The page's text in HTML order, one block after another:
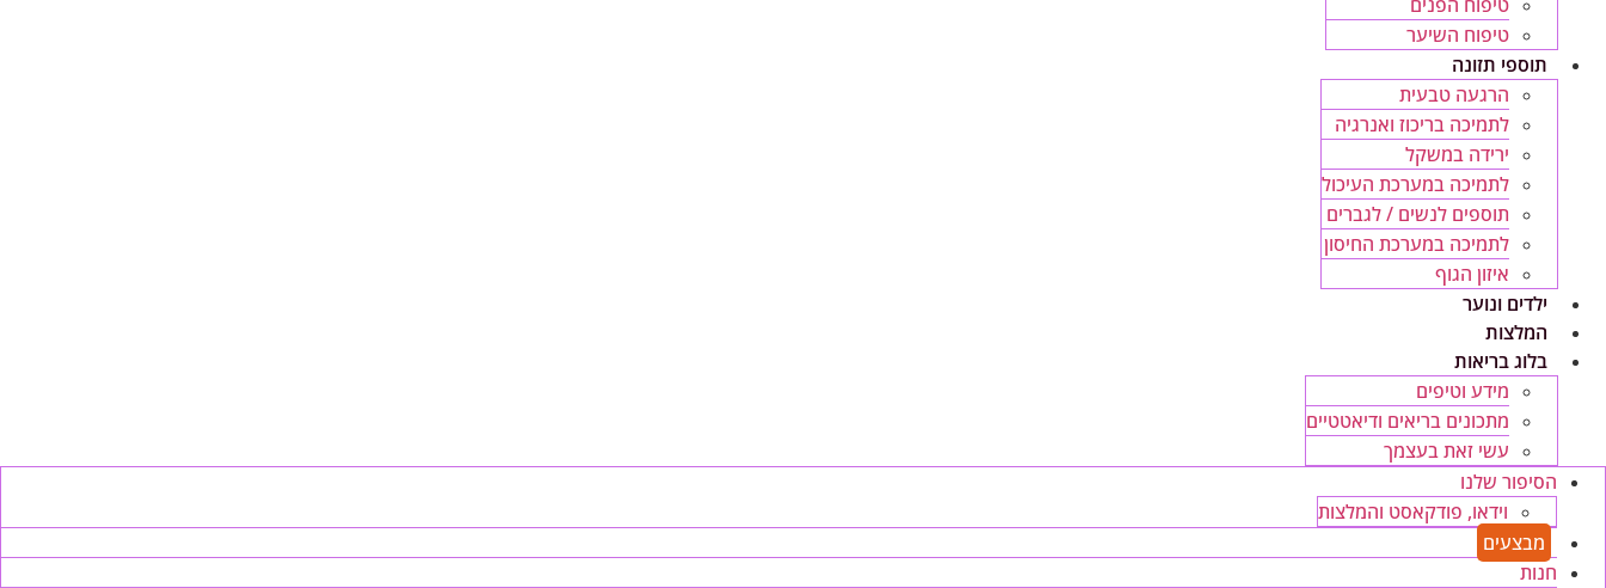
טיפוח השיער
תוספי תזונה
הרגעה טבעית
לתמיכה בריכוז ואנרגיה
ירידה במשקל
לתמיכה במערכת העיכול
תוספים לנשים / לגברים
לתמיכה במערכת החיסון
איזון הגוף
ילדים ונוער
המלצות
בלוג בריאות
מידע וטיפים
מתכונים בריאים ודיאטטיים
עשי זאת בעצמך
הסיפור שלנו
וידאו, פודקאסט והמלצות
מבצעים
חנות